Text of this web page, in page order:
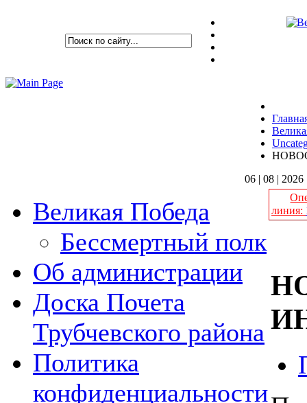
06 | 08 | 2026
Великая Победа
Бессмертный полк
Об администрации
Доска Почета
Трубчевского района
Политика
конфиденциальности
линия: